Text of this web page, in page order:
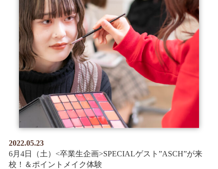
2022.05.23
6月4日（土）<卒業生企画>SPECIALゲスト”ASCH”が来
校！＆ポイントメイク体験